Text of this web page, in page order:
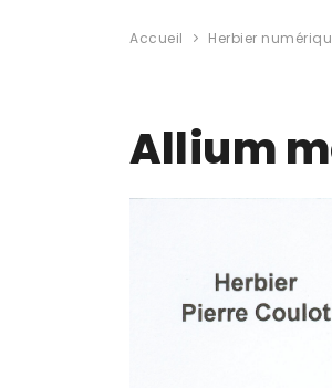
Accueil Herbier
Allium